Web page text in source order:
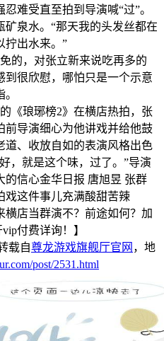
难受直至拍到导演喊“过”。
泉水。“那天我的头发丝都在
拧出水来。”
的，对张立新来说吃再多的
到很欣慰，哪怕只是一个示意
《琅琊榜2》在横店热拍，张
前导演细心为他讲戏并给他鼓
道、收放自如的表演风格出色
，就是这个味，过了。”导演
的信心金华日报 唐旭昱 张群
戏这件事儿充满酸甜苦辣
横店当群演不？前途如何？加
vip付费详询！】
载自尊龙游戏旗舰厅官网 ，地
post/2531.html